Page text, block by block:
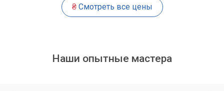
₴Смотреть все цены
Наши опытные мастера